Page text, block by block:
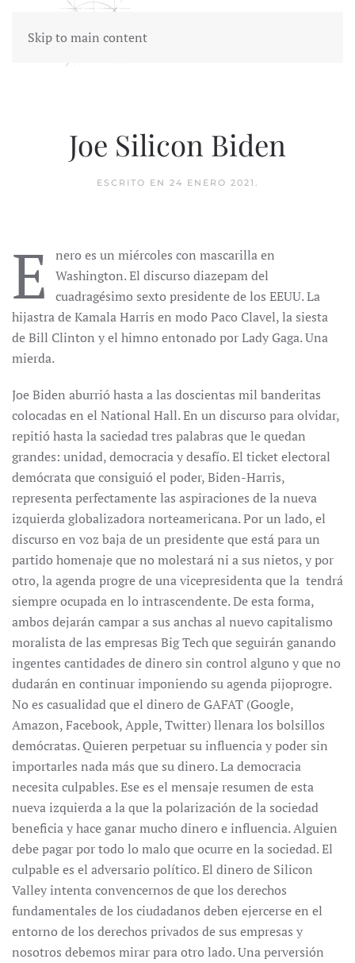
Skip to main content
Joe Silicon Biden
ESCRITO EN 24 ENERO 2021 .
E
nero es un miércoles con mascarilla en
Washington. El discurso diazepam del
cuadragésimo sexto presidente de los EEUU. La
hijastra de Kamala Harris en modo Paco Clavel, la siesta
de Bill Clinton y el himno entonado por Lady Gaga. Una
mierda.
Joe Biden aburrió hasta a las doscientas mil banderitas
colocadas en el National Hall. En un discurso para olvidar,
repitió hasta la saciedad tres palabras que le quedan
grandes: unidad, democracia y desafío. El ticket electoral
demócrata que consiguió el poder, Biden-Harris,
representa perfectamente las aspiraciones de la nueva
izquierda globalizadora norteamericana. Por un lado, el
discurso en voz baja de un presidente que está para un
partido homenaje que no molestará ni a sus nietos, y por
otro, la agenda progre de una vicepresidenta que la tendrá
siempre ocupada en lo intrascendente. De esta forma,
ambos dejarán campar a sus anchas al nuevo capitalismo
moralista de las empresas Big Tech que seguirán ganando
ingentes cantidades de dinero sin control alguno y que no
dudarán en continuar imponiendo su agenda pijoprogre.
No es casualidad que el dinero de GAFAT (Google,
Amazon, Facebook, Apple, Twitter) llenara los bolsillos
demócratas. Quieren perpetuar su influencia y poder sin
importarles nada más que su dinero. La democracia
necesita culpables. Ese es el mensaje resumen de esta
nueva izquierda a la que la polarización de la sociedad
beneficia y hace ganar mucho dinero e influencia. Alguien
debe pagar por todo lo malo que ocurre en la sociedad. El
culpable es el adversario político. El dinero de Silicon
Valley intenta convencernos de que los derechos
fundamentales de los ciudadanos deben ejercerse en el
entorno de los derechos privados de sus empresas y
nosotros debemos mirar para otro lado. Una perversión